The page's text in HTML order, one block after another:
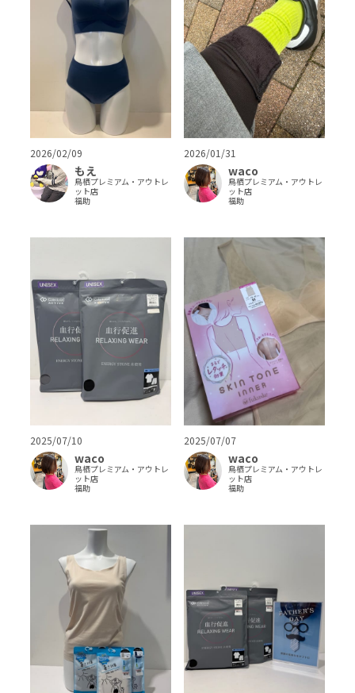
2026/02/09
もえ
鳥栖プレミアム・アウトレ
ット店
福助
2026/01/31
waco
鳥栖プレミアム・アウトレ
ット店
福助
2025/07/10
waco
鳥栖プレミアム・アウトレ
ット店
福助
2025/07/07
waco
鳥栖プレミアム・アウトレ
ット店
福助